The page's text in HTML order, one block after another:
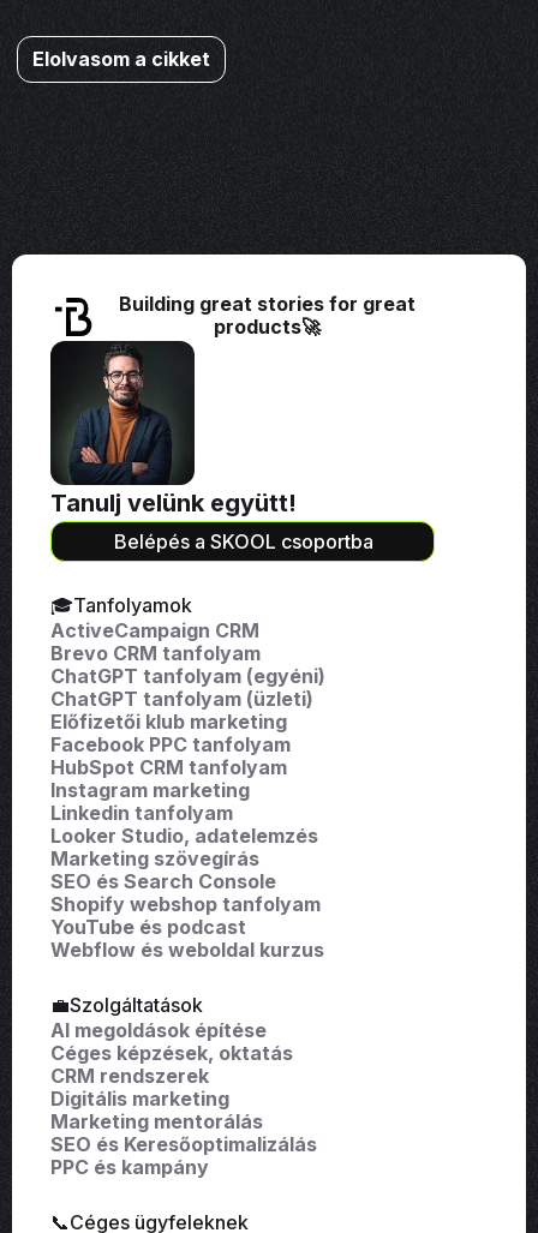
Elolvasom a cikket
Building great stories for great
products🚀
Tanulj velünk együtt!
Belépés a SKOOL csoportba
🎓Tanfolyamok
ActiveCampaign CRM
Brevo CRM tanfolyam
ChatGPT tanfolyam (egyéni)
ChatGPT tanfolyam (üzleti)
Előfizetői klub marketing
Facebook PPC tanfolyam
HubSpot CRM tanfolyam
Instagram marketing
Linkedin tanfolyam
Looker Studio, adatelemzés
Marketing szövegírás
SEO és Search Console
Shopify webshop tanfolyam
YouTube és podcast
Webflow és weboldal kurzus
💼Szolgáltatások
AI megoldások építése
Céges képzések, oktatás
CRM rendszerek
Digitális marketing
Marketing mentorálás
SEO és Keresőoptimalizálás
PPC és kampány
📞Céges ügyfeleknek